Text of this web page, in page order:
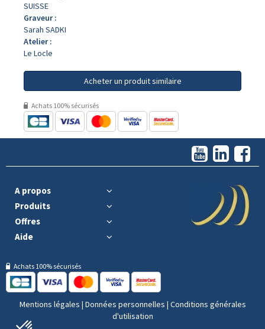
SUISSE
Graveur :
Sarah SADKI
Atelier :
Le Locle
Acheter un produit similaire
Achats 100% sécurisés
A propos
Produits
Offres
Aide
Achats 100% sécurisés
Mentions légales | Données personnelles | Conditions générales
d'utilisation